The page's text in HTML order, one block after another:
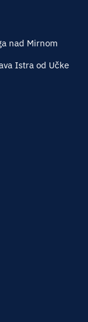
nad Mirnom
Istra od Učke